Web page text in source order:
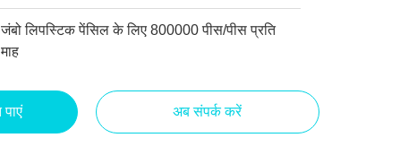
जंबो लिपस्टिक पेंसिल के लिए 800000 पीस/पीस प्रति
माह
अब संपर्क करें